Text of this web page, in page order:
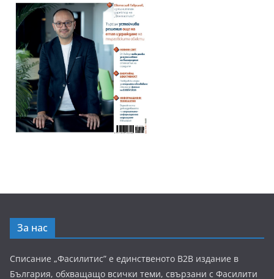
За нас
Списание „Фасилитис” е единственото B2B издание в
България, обхващащо всички теми, свързани с Фасилити